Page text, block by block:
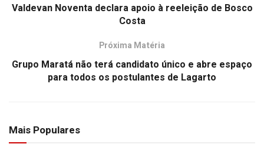
Valdevan Noventa declara apoio à reeleição de Bosco
Costa
Próxima Matéria
Grupo Maratá não terá candidato único e abre espaço
para todos os postulantes de Lagarto
Mais Populares